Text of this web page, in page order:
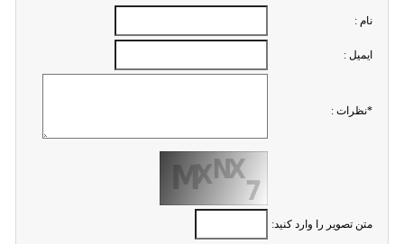
نام :
ايميل :
*نظرات :
متن تصویر را وارد کنید: